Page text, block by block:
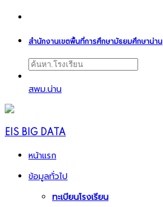
สำนักงานเขตพื้นที่การศึกษามัธยมศึกษาน่าน
สพม.น่าน
EIS BIG DATA
หน้าแรก
ข้อมูลทั่วไป
ทะเบียนโรงเรียน